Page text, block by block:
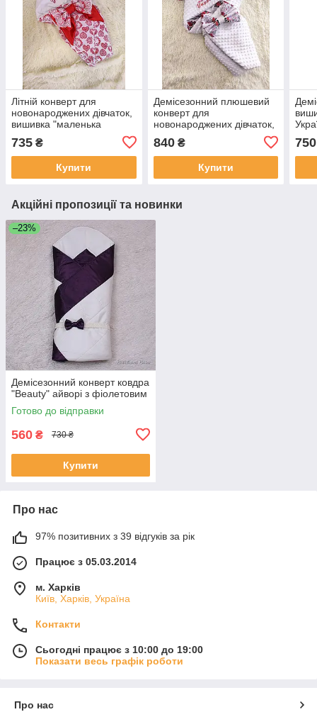
Літній конверт для
новонароджених дівчаток,
вишивка "маленька
735 ₴
Купити
Демісезонний плюшевий
конверт для
новонароджених дівчаток,
Українка"
840₴
Купити
750
Акційні пропозиції та новинки
–23%
Демісезонний конверт ковдра
"Beauty" айворі з фіолетовим
Готово до відправки
560 ₴ 730 ₴
Купити
Про нас
97% позитивних з 39 відгуків за рік
Працює з 05.03.2014
м. Харків
Київ, Харків, Україна
Контакти
Сьогодні працює з 10:00 до 19:00
Показати весь графік роботи
Про нас